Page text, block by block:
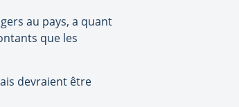
au pays, a quant
que les
devraient être